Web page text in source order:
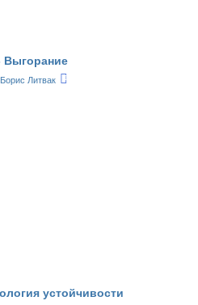
Выгорание
Борис Литвак
устойчивости